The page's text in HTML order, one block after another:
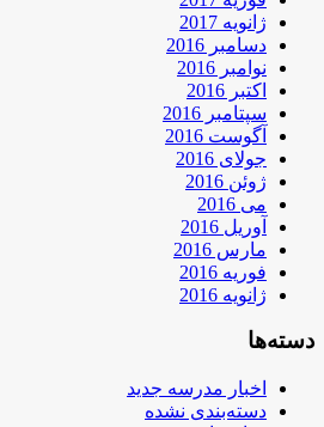
ژانویه 2017
دسامبر 2016
نوامبر 2016
اکتبر 2016
سپتامبر 2016
آگوست 2016
جولای 2016
ژوئن 2016
می 2016
آوریل 2016
مارس 2016
فوریه 2016
ژانویه 2016
دسته‌ها
اخبار مدرسه جدید
دسته‌بندی نشده